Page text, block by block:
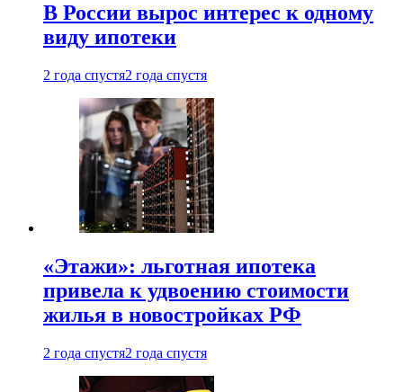
В России вырос интерес к одному
виду ипотеки
2 года спустя2 года спустя
«Этажи»: льготная ипотека
привела к удвоению стоимости
жилья в новостройках РФ
2 года спустя2 года спустя